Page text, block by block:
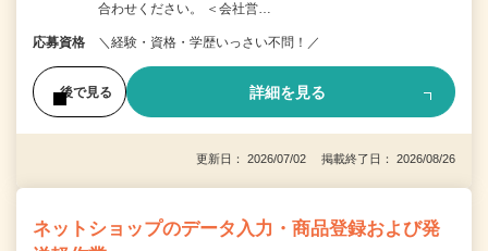
合わせください。 ＜会社営…
応募資格 ＼経験・資格・学歴いっさい不問！／
後で見る 詳細を見る
更新日： 2026/07/02 掲載終了日： 2026/08/26
ネットショップのデータ入力・商品登録および発